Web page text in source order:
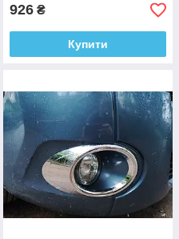
926 ₴
Купити